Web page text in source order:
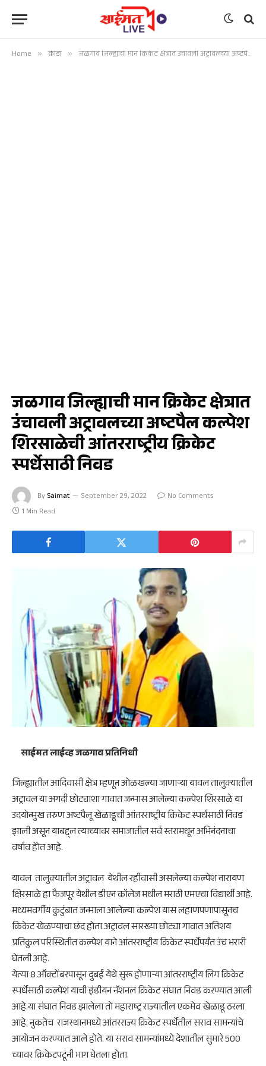
Home » क्रीडा » जळगाव जिल्ह्याची मान क्रिकेट क्षेत्रात उंचावली अट्रावलच्या अष्टपैल कल्पेश शिरसाळेची आंतरराष्ट्रीय क्रिकेट स्पर्धेसाठी निवड
जळगाव जिल्ह्याची मान क्रिकेट क्षेत्रात
उंचावली अट्रावलच्या अष्टपैल कल्पेश
शिरसाळेची आंतरराष्ट्रीय क्रिकेट
स्पर्धेसाठी निवड
By Saimat September 29, 2022
No Comments
1 Min Read
साईमत लाईव्ह जळगाव प्रतिनिधी
जिल्ह्यातील आदिवासी क्षेत्र म्हणून ओळखल्या जाणाऱ्या यावल तालुक्यातील
अट्रावल या अगदी छोट्याशा गावात जन्मास आलेल्या कल्पेश शिरसाळे या
उदयोन्मुख तरुण अष्टपैलू खेळाडूची आंतरराष्ट्रीय क्रिकेट स्पर्धसाठी निवड
झाली असून याबद्द्‌ल त्याच्यावर समाजातील सर्व स्तरामधून अभिनंदनाचा
वर्षाव हेोत आहे.
यावल तालुक्यातील अट्रावल येथील रहीवासी असलेल्या कल्पेश नारायण
क्षिरसाळे हा फैजपूर येथील डीएन कॉलेज मधील मराठी एमएचा विद्यार्थी आहे.
मध्यमवर्गीय कुटुंबात जन्माला आलेल्या कल्पेश यास लहाणपणापासूनच
क्रिकेट खेळण्याचा छंद होता.अट्रावल सारख्या छोट्या गावात अतिशय
प्रतिकुल परिस्थितीत कल्पेश याने आंतरराष्ट्रीय क्रिकेट स्पर्धेपर्यंत उंच भरारी
घेतली आहे.
येत्या 8 ऑक्टोंबरपासून दुबई येथे सुरू होणाऱ्या आंतरराष्ट्रीय लिग क्रिकेट
स्पर्धेसाठी कल्पेश याची इंडीयन नॅशनल क्रिकेट संघात निवड करण्यात आली
आहे.या संघात निवड झालेला तो महाराष्ट्र राज्यातील एकमेव खेळाडू ठरला
आहे. नुकतेच राजस्थानमध्ये आंतरराज्य क्रिकेट स्पर्धेतील सराव सामन्यांचे
आयोजन करण्यात आले होते. या सराव सामन्यांमध्ये देशातील सुमारे 500
च्यावर क्रिकेटपटूंनी भाग घेतला होता.